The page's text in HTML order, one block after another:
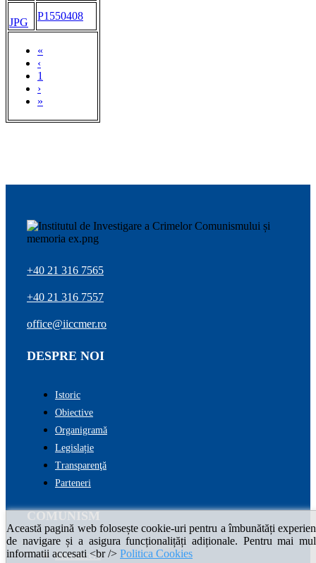
«
‹
1
›
»
JPG
P1550408
+40 21 316 7565
+40 21 316 7557
office@iiccmer.ro
DESPRE NOI
Istoric
Obiective
Organigramă
Legislație
Transparenţă
Parteneri
COMUNISM
Introducere
Această pagină web folosește cookie-uri pentru a îmbunătăți
de navigare și a asigura funcționalițăți adiționale. Pentru mai
informatii accesati <br /> Politica Cookies